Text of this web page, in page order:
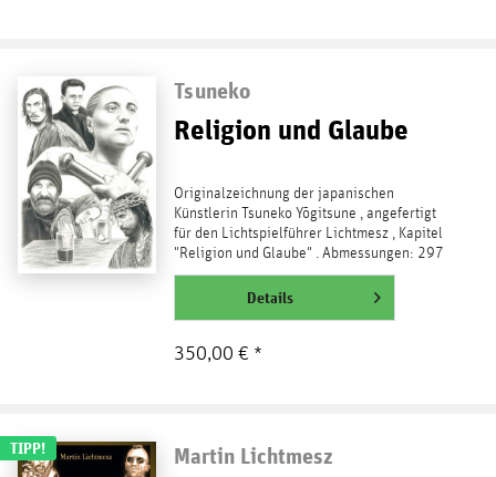
Tsuneko
Religion und Glaube
Originalzeichnung der japanischen
Künstlerin Tsuneko Yōgitsune , angefertigt
für den Lichtspielführer Lichtmesz , Kapitel
"Religion und Glaube" . Abmessungen: 297
x 420 mm, DIN...
weiterlesenDetails
350,00 € *
TIPP! Martin Lichtmesz